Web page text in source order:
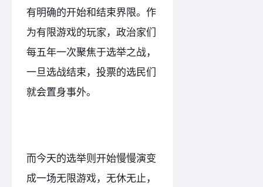
有明确的开始和结束界限。作
为有限游戏的玩家，政治家们
每五年一次聚焦于选举之战，
一旦选战结束，投票的选民们
就会置身事外。
而今天的选举则开始慢慢演变
成一场无限游戏，无休无止，